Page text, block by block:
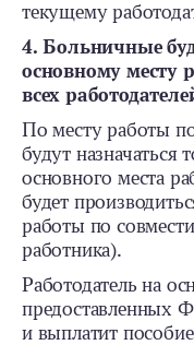
текущему
4. Больничные
основному месту
всех
По месту работы
будут назначаться
основного места
будет
работы по
работника).
Работодатель на
предоставленных
и выплатит